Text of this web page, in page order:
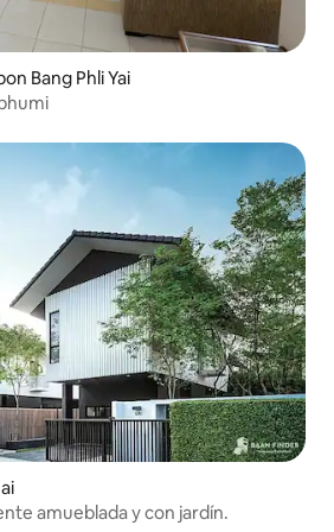
Bang Phli Yai
amueblada y con jardín.